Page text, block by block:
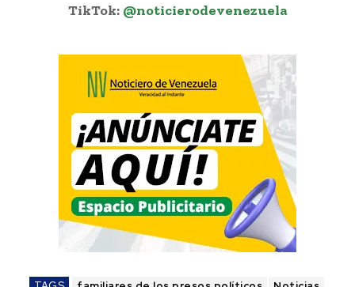
TikTok: @noticierodevenezuela